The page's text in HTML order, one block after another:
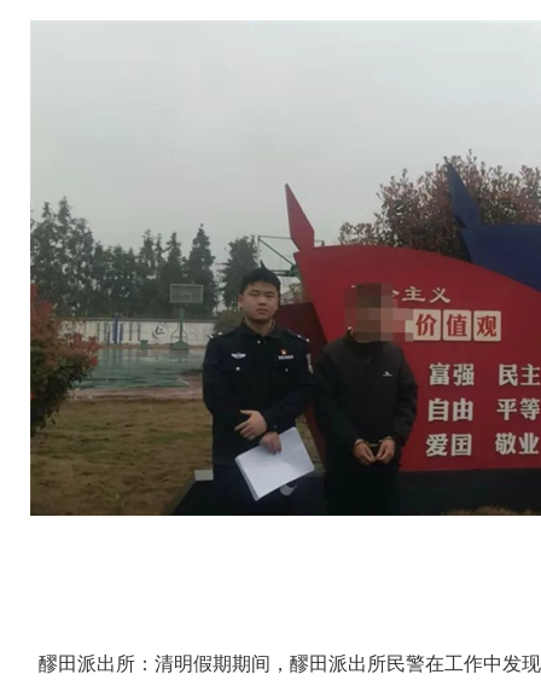
醪田派出所：清明假期期间，醪田派出所民警在工作中发